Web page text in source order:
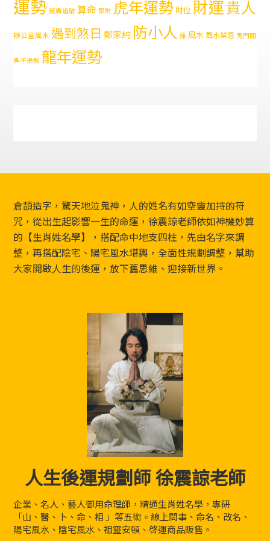
運勢 皮膚過敏 算命 聚財 虎年運勢 財位 財運貴人
辦公室風水 遇到煞日 鄭家純 防小人 雞 風水風水禁忌 鬼門開
鼻子過敏 龍年運勢
Footer
倉頡造字，驚天地泣鬼神，人的姓名有如空靈加持的符
咒，從出生起影響一生的命運，徐震諒老師依如神機妙算
的【生肖姓名學】，搭配命中地支四柱，先由名字來調
整，再搭配陰宅、陽宅風水堪輿，全面性規劃調整，幫助
大家開啟人生的後運，放下舊思維、迎接新世界。
人生後運規劃師 徐震諒老師
企業、名人、藝人御用命理師，精通生肖姓名學，專研
「山、醫、卜、命、相 」等五術。線上問事、命名、改名、
陽宅風水、陰宅風水、祖靈安頓、啓運商品販售。